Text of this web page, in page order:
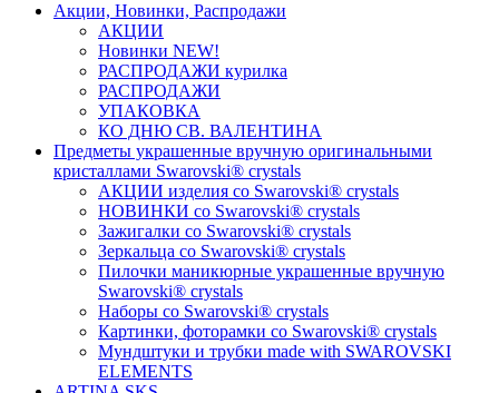
Акции, Новинки, Распродажи
АКЦИИ
Новинки NEW!
РАСПРОДАЖИ курилка
РАСПРОДАЖИ
УПАКОВКА
КО ДНЮ СВ. ВАЛЕНТИНА
Предметы украшенные вручную оригинальными
кристаллами Swarovski® crystals
АКЦИИ изделия со Swarovski® crystals
НОВИНКИ со Swarovski® crystals
Зажигалки со Swarovski® crystals
Зеркальца со Swarovski® crystals
Пилочки маникюрные украшенные вручную
Swarovski® crystals
Наборы со Swarovski® crystals
Картинки, фоторамки со Swarovski® crystals
Мундштуки и трубки made with SWAROVSKI
ELEMENTS